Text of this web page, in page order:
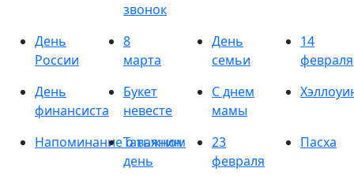
звонок
День
России
8
марта
День
семьи
14
февраля
День
финансиста
Букет
невесте
С днем
мамы
Напоминание о важном
Татьянин
день
23
февраля
Пасха